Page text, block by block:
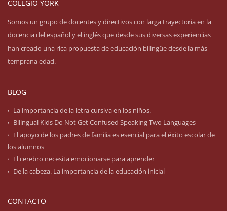
COLEGIO YORK
Somos un grupo de docentes y directivos con larga trayectoria en la
docencia del español y el inglés que desde sus diversas experiencias
han creado una rica propuesta de educación bilingüe desde la más
temprana edad.
BLOG
La importancia de la letra cursiva en los niños.
Bilingual Kids Do Not Get Confused Speaking Two Languages
El apoyo de los padres de familia es esencial para el éxito escolar de
los alumnos
El cerebro necesita emocionarse para aprender
De la cabeza. La importancia de la educación inicial
CONTACTO